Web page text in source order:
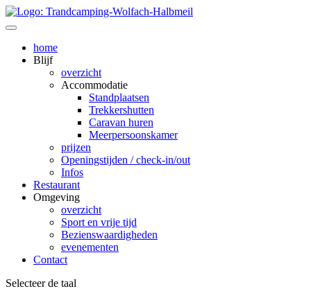
home
Blijf
overzicht
Accommodatie
Standplaatsen
Trekkershutten
Caravan huren
Meerpersoonskamer
prijzen
Openingstijden / check-in/out
Infos
Restaurant
Omgeving
overzicht
Sport en vrije tijd
Bezienswaardig­heden
evenementen
Contact
Selecteer de taal